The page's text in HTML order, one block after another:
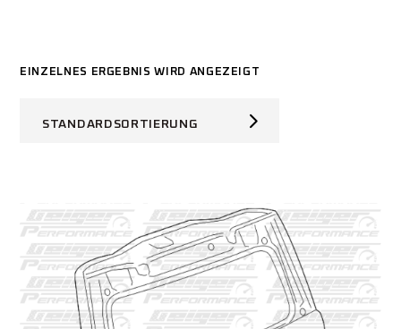
EINZELNES ERGEBNIS WIRD ANGEZEIGT
STANDARDSORTIERUNG